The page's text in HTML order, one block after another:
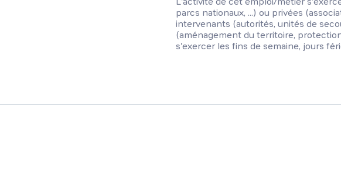
parcs nationaux, ...) ou privées
intervenants (autorités, unités de
(aménagement du territoire,
s'exercer les fins de semaine, jours